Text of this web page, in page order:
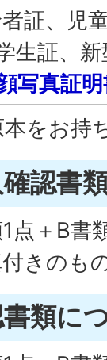
証、児
生証、
写真証
をお持
認書
点＋B書
きのも
類に